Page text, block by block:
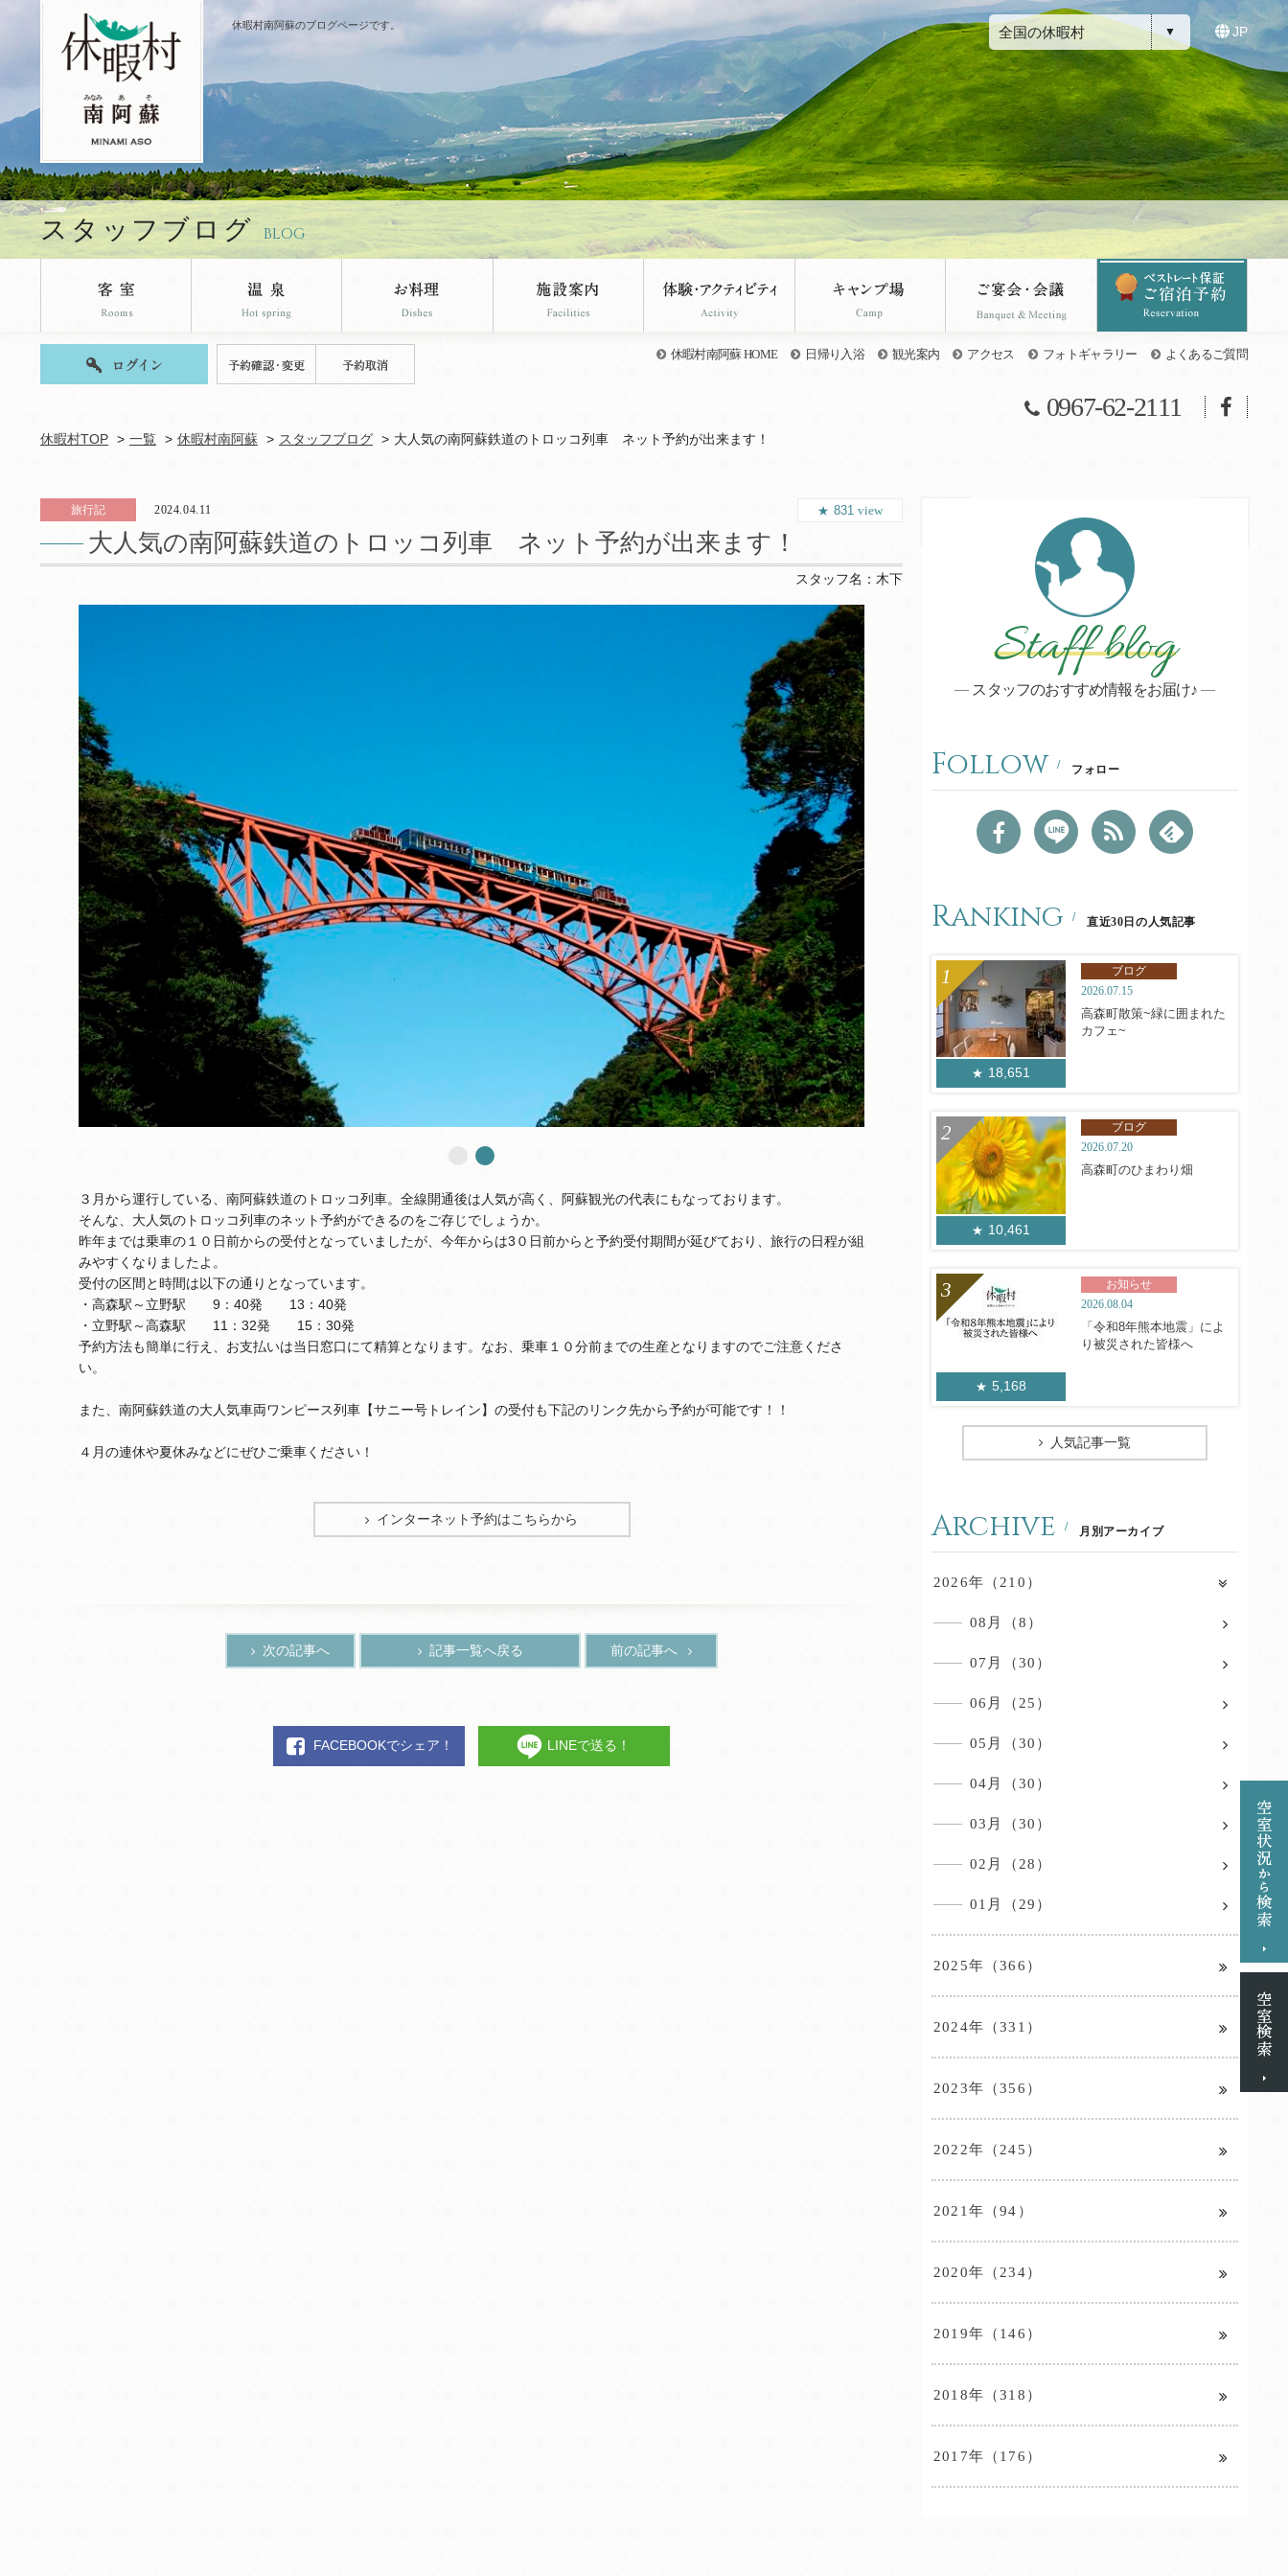
休暇村南阿蘇のブログページです。 全国の休暇村 JP
スタッフブログ BLOG
休暇村南阿蘇 HOME 日帰り入浴 観光案内 アクセス フォトギャラリー よくあるご質問
0967-62-2111
休暇村TOP 一覧 休暇村南阿蘇 スタッフブログ 大人気の南阿蘇鉄道のトロッコ列車 ネット予約が出来ます！
旅行記 2024.04.11
大人気の南阿蘇鉄道のトロッコ列車 ネット予約が出来ます！
831 view
スタッフ名： 木下
３月から運行している、南阿蘇鉄道のトロッコ列車。全線開通後は人気が高く、阿蘇観光の代表にもなっております。
そんな、大人気のトロッコ列車のネット予約ができるのをご存じでしょうか。
昨年までは乗車の１０日前からの受付となっていましたが、今年からは3０日前からと予約受付期間が延びており、旅行の日程が組
みやすくなりましたよ。
受付の区間と時間は以下の通りとなっています。
・高森駅～立野駅 9：40発 13：40発
・立野駅～高森駅 11：32発 15：30発
予約方法も簡単に行え、お支払いは当日窓口にて精算となります。なお、乗車１０分前までの生産となりますのでご注意くださ
い。
また、南阿蘇鉄道の大人気車両ワンピース列車【サニー号トレイン】の受付も下記のリンク先から予約が可能です！！
４月の連休や夏休みなどにぜひご乗車ください！
インターネット予約はこちらから
次の記事へ 記事一覧へ戻る 前の記事へ
FACEBOOKでシェア！ LINEで送る！
Staff blog
スタッフのおすすめ情報をお届け♪
Follow フォロー
Ranking 直近30日の人気記事
18,651
ブログ
2026.07.15
高森町散策~緑に囲まれた
カフェ~
10,461
ブログ
2026.07.20
高森町のひまわり畑
5,168
お知らせ
2026.08.04
「令和8年熊本地震」によ
り被災された皆様へ
人気記事一覧
Archive 月別アーカイブ
2026年（210）
08月（8）
07月（30）
06月（25）
05月（30）
04月（30）
03月（30）
02月（28）
01月（29）
2025年（366）
2024年（331）
2023年（356）
2022年（245）
2021年（94）
2020年（234）
2019年（146）
2018年（318）
2017年（176）